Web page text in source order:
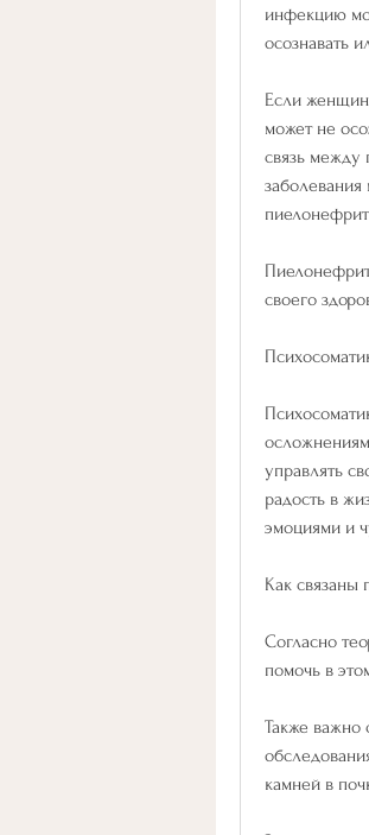
инфекцию
осознавать
Если
может не
связь между
своего
управлять
радость в
эмоциями и
Как связаны
Согласно
помочь в
Также важно
камней в